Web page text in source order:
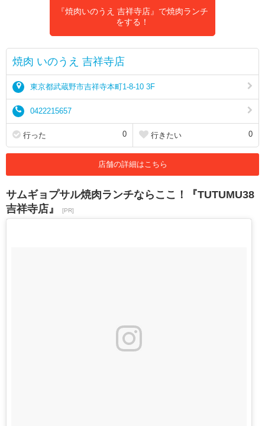
『焼肉いのうえ 吉祥寺店』で焼肉ランチ
をする！
焼肉 いのうえ 吉祥寺店
東京都武蔵野市吉祥寺本町1-8-10 3F
0422215657
行った 0 行きたい 0
店舗の詳細はこちら
サムギョプサル焼肉ランチならここ！『TUTUMU38
吉祥寺店』
[PR]